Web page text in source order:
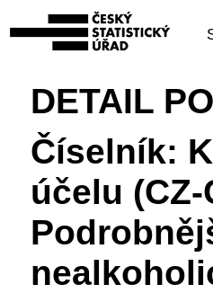
DETAIL
Číselník:
účelu (CZ-